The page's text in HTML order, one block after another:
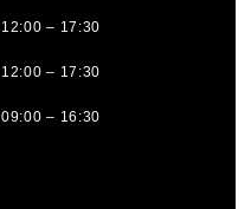
12:00 – 17:30
12:00 – 17:30
09:00 – 16:30